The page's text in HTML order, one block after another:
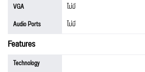
VGA
ไม่มี
Audio Ports
ไม่มี
Features
Technology